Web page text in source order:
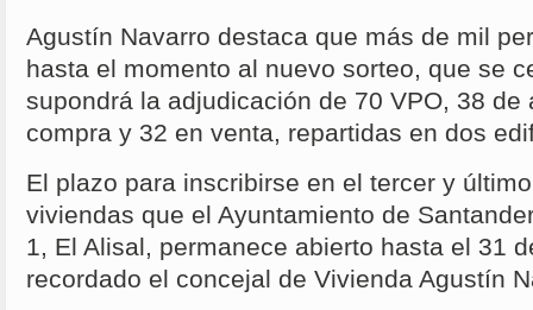
Agustín Navarro destaca que más de mil
hasta el momento al nuevo sorteo, que se
supondrá la adjudicación de 70 VPO, 38 de
compra y 32 en venta, repartidas en dos
El plazo para inscribirse en el tercer y
viviendas que el Ayuntamiento de
1, El Alisal, permanece abierto hasta el 31
recordado el concejal de Vivienda Agustín